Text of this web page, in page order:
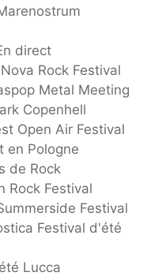
direct
Rock Festival
Metal Meeting
Copenhell
Open Air Festival
en Pologne
de Rock
Rock Festival
Festival
Festival d'été
Lucca